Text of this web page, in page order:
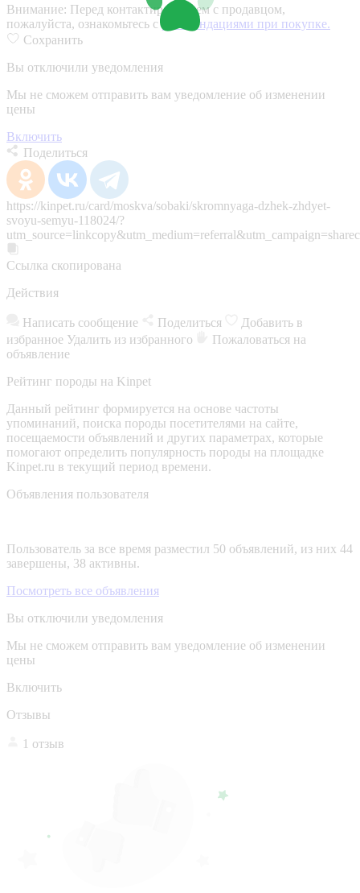
Внимание: Перед контактированием с продавцом,
пожалуйста, ознакомьтесь с рекомендациями при покупке.
Сохранить
Вы отключили уведомления
Мы не сможем отправить вам уведомление об изменении
цены
Включить
Поделиться
https://kinpet.ru/card/moskva/sobaki/skromnyaga-dzhek-zhdyet-
svoyu-semyu-118024/?
Ссылка скопирована
Действия
Написать сообщение Поделиться
Добавить в
избранное Удалить из избранного
Пожаловаться на
объявление
Рейтинг породы на Kinpet
Данный рейтинг формируется на основе частоты
упоминаний, поиска породы посетителями на сайте,
посещаемости объявлений и других параметрах, которые
помогают определить популярность породы на площадке
Kinpet.ru в текущий период времени.
Объявления пользователя
Пользователь за все время разместил 50 объявлений, из них 44
завершены, 38 активны.
Посмотреть все объявления
Вы отключили уведомления
Мы не сможем отправить вам уведомление об изменении
цены
Включить
Отзывы
1 отзыв